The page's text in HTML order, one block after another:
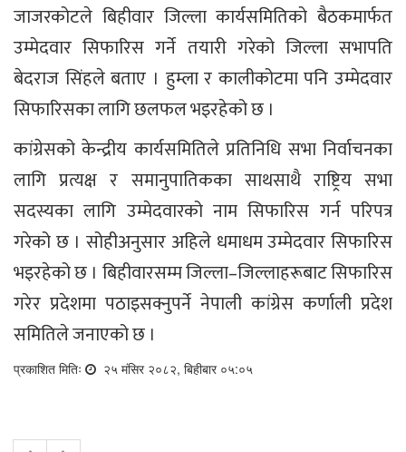
जाजरकोटले बिहीवार जिल्ला कार्यसमितिको बैठकमार्फत
उम्मेदवार सिफारिस गर्ने तयारी गरेको जिल्ला सभापति
बेदराज सिंहले बताए । हुम्ला र कालीकोटमा पनि उम्मेदवार
सिफारिसका लागि छलफल भइरहेको छ ।
कांग्रेसको केन्द्रीय कार्यसमितिले प्रतिनिधि सभा निर्वाचनका
लागि प्रत्यक्ष र समानुपातिकका साथसाथै राष्ट्रिय सभा
सदस्यका लागि उम्मेदवारको नाम सिफारिस गर्न परिपत्र
गरेको छ । सोहीअनुसार अहिले धमाधम उम्मेदवार सिफारिस
भइरहेको छ । बिहीवारसम्म जिल्ला–जिल्लाहरूबाट सिफारिस
गरेर प्रदेशमा पठाइसक्नुपर्ने नेपाली कांग्रेस कर्णाली प्रदेश
समितिले जनाएको छ ।
प्रकाशित मितिः २५ मंसिर २०८२, बिहीबार ०५:०५